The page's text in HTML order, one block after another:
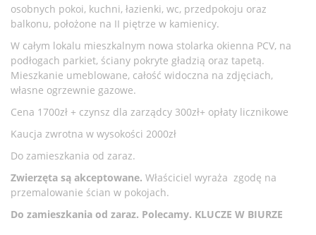
osobnych pokoi, kuchni, łazienki, wc, przedpokoju oraz
balkonu, położone na II piętrze w kamienicy.
W całym lokalu mieszkalnym nowa stolarka okienna PCV, na
podłogach parkiet, ściany pokryte gładzią oraz tapetą.
Mieszkanie umeblowane, całość widoczna na zdjęciach,
własne ogrzewnie gazowe.
Cena 1700zł + czynsz dla zarządcy 300zł+ opłaty licznikowe
Kaucja zwrotna w wysokości 2000zł
Do zamieszkania od zaraz.
Zwierzęta są akceptowane. Właściciel wyraża zgodę na
przemalowanie ścian w pokojach.
Do zamieszkania od zaraz. Polecamy. KLUCZE W BIURZE